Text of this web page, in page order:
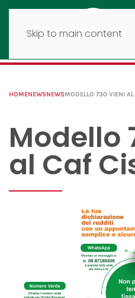
Skip to main content
HOMENEWSNEWSMODELLO 730 VIENI AL
Modello
al Caf